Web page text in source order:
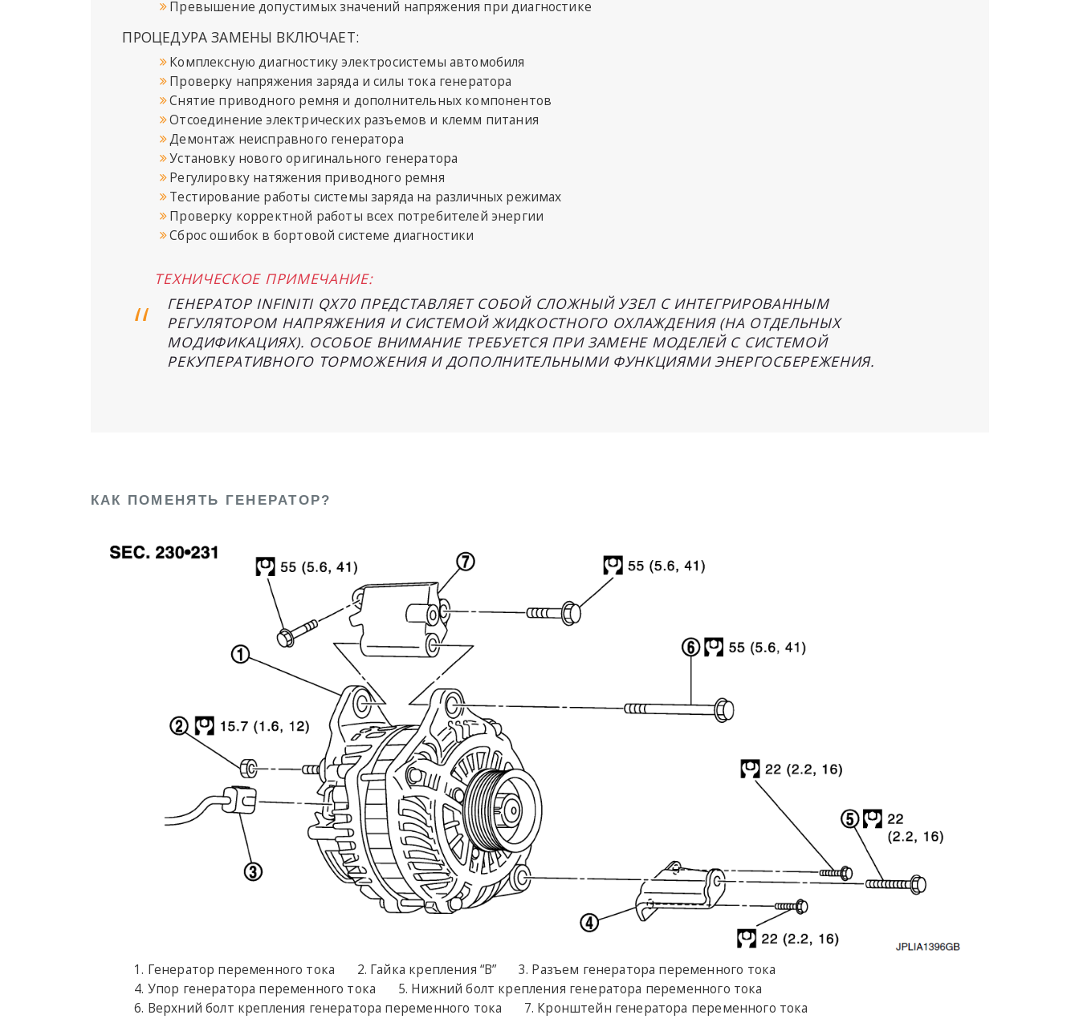
Превышение допустимых значений напряжения при диагностике
ПРОЦЕДУРА ЗАМЕНЫ ВКЛЮЧАЕТ:
Комплексную диагностику электросистемы автомобиля
Проверку напряжения заряда и силы тока генератора
Снятие приводного ремня и дополнительных компонентов
Отсоединение электрических разъемов и клемм питания
Демонтаж неисправного генератора
Установку нового оригинального генератора
Регулировку натяжения приводного ремня
Тестирование работы системы заряда на различных режимах
Проверку корректной работы всех потребителей энергии
Сброс ошибок в бортовой системе диагностики
ТЕХНИЧЕСКОЕ ПРИМЕЧАНИЕ:
ГЕНЕРАТОР INFINITI QX70 ПРЕДСТАВЛЯЕТ СОБОЙ СЛОЖНЫЙ УЗЕЛ С ИНТЕГРИРОВАННЫМ
РЕГУЛЯТОРОМ НАПРЯЖЕНИЯ И СИСТЕМОЙ ЖИДКОСТНОГО ОХЛАЖДЕНИЯ (НА ОТДЕЛЬНЫХ
МОДИФИКАЦИЯХ). ОСОБОЕ ВНИМАНИЕ ТРЕБУЕТСЯ ПРИ ЗАМЕНЕ МОДЕЛЕЙ С СИСТЕМОЙ
РЕКУПЕРАТИВНОГО ТОРМОЖЕНИЯ И ДОПОЛНИТЕЛЬНЫМИ ФУНКЦИЯМИ ЭНЕРГОСБЕРЕЖЕНИЯ.
КАК ПОМЕНЯТЬ ГЕНЕРАТОР?
Генератор переменного тока Гайка крепления “B”
Разъем генератора переменного тока
Упор генератора переменного тока
Нижний болт крепления генератора переменного тока
Верхний болт крепления генератора переменного тока
Кронштейн генератора переменного тока